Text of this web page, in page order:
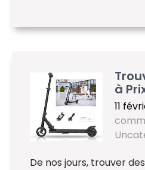
à
11
De nos jours, trouver